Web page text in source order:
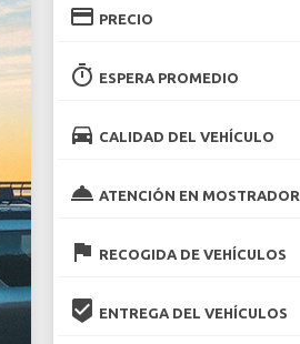
credit_card PRECIO
timer ESPERA PROMEDIO
directions_car CALIDAD DEL VEHÍCULO
room_service ATENCIÓN EN MOSTRADOR
flag RECOGIDA DE VEHÍCULOS
beenhere ENTREGA DEL VEHÍCULOS